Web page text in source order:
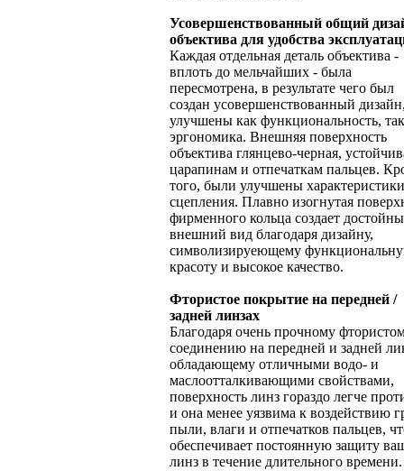
Усовершенствованный общий
объектива для удобства
Каждая отдельная деталь объектива -
вплоть до мельчайших - была
пересмотрена, в результате чего был
создан усовершенствованный
улучшены как функциональность,
эргономика. Внешняя поверхность
объектива глянцево-черная,
царапинам и отпечаткам пальцев.
того, были улучшены характеристики
сцепления. Плавно изогнутая
фирменного кольца создает
внешний вид благодаря дизайну,
символизируеющему
красоту и высокое качество.
Фтористое покрытие на передней /
задней линзах
Благодаря очень прочному
соединению на передней и задней
обладающему отличными водо- и
маслоотталкивающими свойствами,
поверхность линз гораздо легче
и она менее уязвима к воздействию
пыли, влаги и отпечатков пальцев,
обеспечивает постоянную защиту
линз в течение длительного времени.